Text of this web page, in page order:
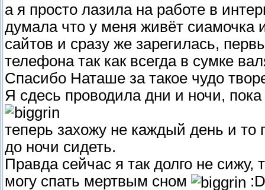
а я просто лазила на работе в
думала что у меня живёт сиамочка
сайтов и сразу же зарегилась,
телефона так как всегда в сумке
Спасибо Наташе за такое чудо
Я сдесь проводила дни и ночи,
теперь захожу не каждый день и то
до ночи сидеть.
Правда сейчас я так долго не сижу,
могу спать мертвым сном